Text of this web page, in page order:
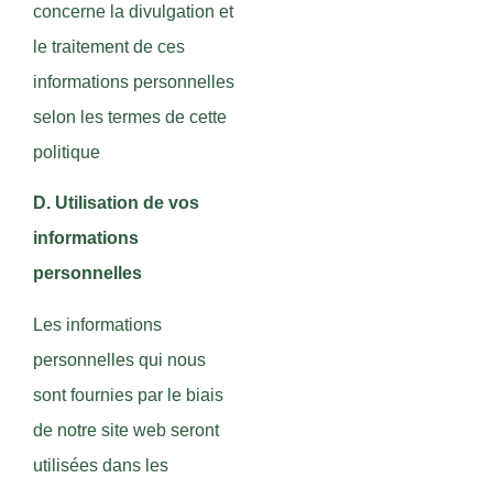
concerne la divulgation et
le traitement de ces
informations personnelles
selon les termes de cette
politique
D. Utilisation de vos
informations
personnelles
Les informations
personnelles qui nous
sont fournies par le biais
de notre site web seront
utilisées dans les